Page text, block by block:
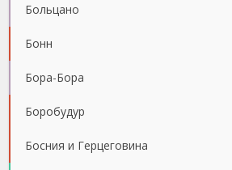
Больцано
Бонн
Бора-Бора
Боробудур
Босния и Герцеговина